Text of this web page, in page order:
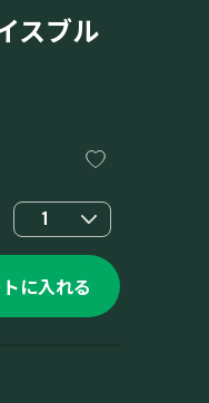
スブル
1
に入れる